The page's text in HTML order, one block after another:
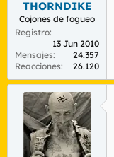
d
e
t
e
m
a
i
o
THORNDIKE
Cojones de fogueo
Registro
13 Jun 2010
Mensajes
24.357
Reacciones
26.120